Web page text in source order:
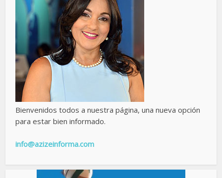
Bienvenidos todos a nuestra página, una nueva opción
para estar bien informado.
info@azizeinforma.com